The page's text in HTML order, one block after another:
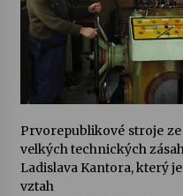
23. 7.
Letní
22. 7.
Prvorepublikové stroje
velkých technických
Ladislava Kantora, který
vztah